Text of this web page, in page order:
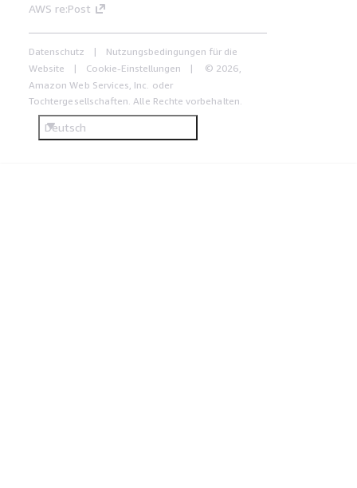
AWS re:Post
Datenschutz
Nutzungsbedingungen für die
Website
Cookie-Einstellungen
© 2026,
Amazon Web Services, Inc. oder
Tochtergesellschaften. Alle Rechte vorbehalten.
Deutsch